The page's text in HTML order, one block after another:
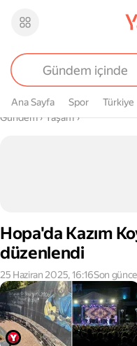
Ana Sayfa Spor Türkiye
Buradasın
Gündem› Yaşam›
Hopa'da Kazım
düzenlendi
25 Haziran 2025, 16:16Son